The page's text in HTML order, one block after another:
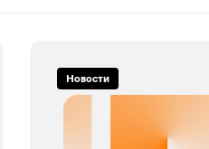
Новости